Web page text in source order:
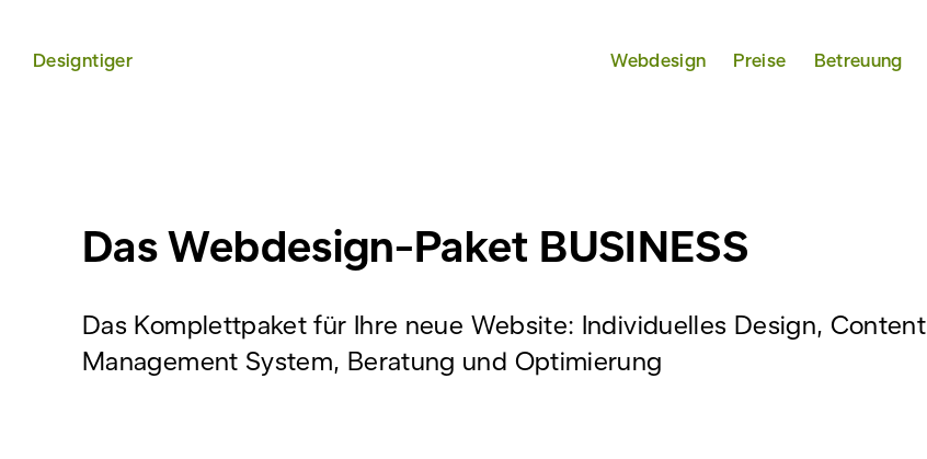
Designtiger Webdesign Preise Betreuung
Das Webdesign-Paket BUSINESS
Das Komplettpaket für Ihre neue Website: Individuelles Design, Content
Management System, Beratung und Optimierung